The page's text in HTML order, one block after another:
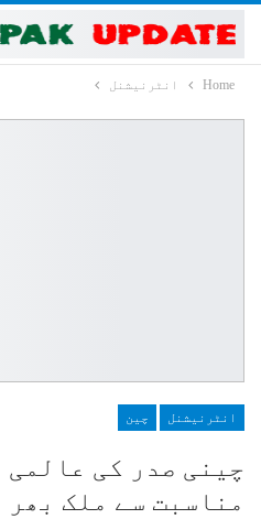
Home انٹرنیشنل
انٹرنیشنل چین
چینی صدر کی عالمی
مناسبت سے ملک بھر